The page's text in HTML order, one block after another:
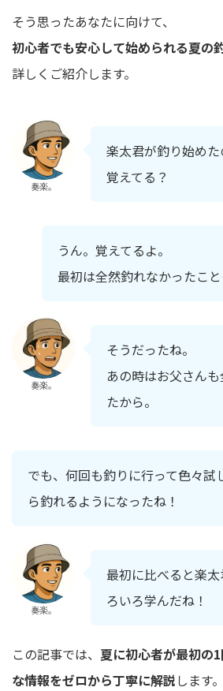
そう思ったあなたに向けて、
初心者でも安心して始められる夏の
詳しくご紹介します。
奏楽。
楽太君が釣り始め
覚えてる？
うん。覚えてるよ。
最初は全然釣れなかったこと
奏楽。
そうだったね。
あの時はお父さん
たから。
でも、何回も釣りに行って色々試
ら釣れるようになったね！
奏楽。
最初に比べると楽
ろいろ学んだね！
この記事では、 夏に初心者が最初の
な情報をゼロから丁寧に解説します。